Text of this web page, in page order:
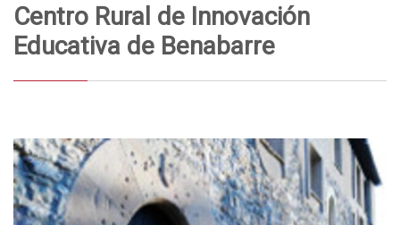
Centro Rural de Innovación
Educativa de Benabarre